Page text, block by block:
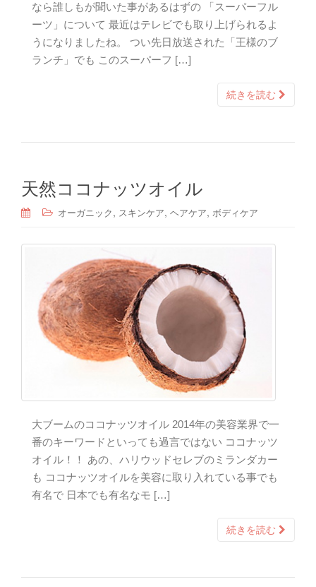
なら誰しもが聞いた事があるはずの 「スーパーフル
ーツ」について 最近はテレビでも取り上げられるよ
うになりましたね。 つい先日放送された「王様のブ
ランチ」でも このスーパーフ […]
続きを読む
天然ココナッツオイル
オーガニック, スキンケア, ヘアケア, ボディケア
大ブームのココナッツオイル 2014年の美容業界で一
番のキーワードといっても過言ではない ココナッツ
オイル！！ あの、ハリウッドセレブのミランダカー
も ココナッツオイルを美容に取り入れている事でも
有名で 日本でも有名なモ […]
続きを読む